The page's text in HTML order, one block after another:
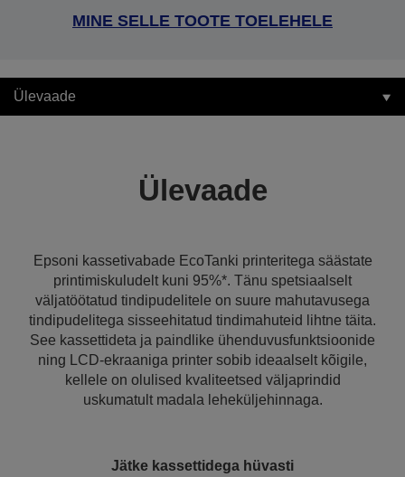
MINE SELLE TOOTE TOELEHELE
Ülevaade
Ülevaade
Epsoni kassetivabade EcoTanki printeritega säästate
printimiskuludelt kuni 95%*. Tänu spetsiaalselt
väljatöötatud tindipudelitele on suure mahutavusega
tindipudelitega sisseehitatud tindimahuteid lihtne täita.
See kassettideta ja paindlike ühenduvusfunktsioonide
ning LCD-ekraaniga printer sobib ideaalselt kõigile,
kellele on olulised kvaliteetsed väljaprindid
uskumatult madala leheküljehinnaga.
Jätke kassettidega hüvasti